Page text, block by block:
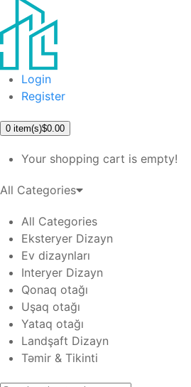
Login
Register
0 item(s)$0.00
Your shopping cart is empty!
All Categories
All Categories
Eksteryer Dizayn
Ev dizaynları
Interyer Dizayn
Qonaq otağı
Uşaq otağı
Yataq otağı
Landşaft Dizayn
Təmir & Tikinti